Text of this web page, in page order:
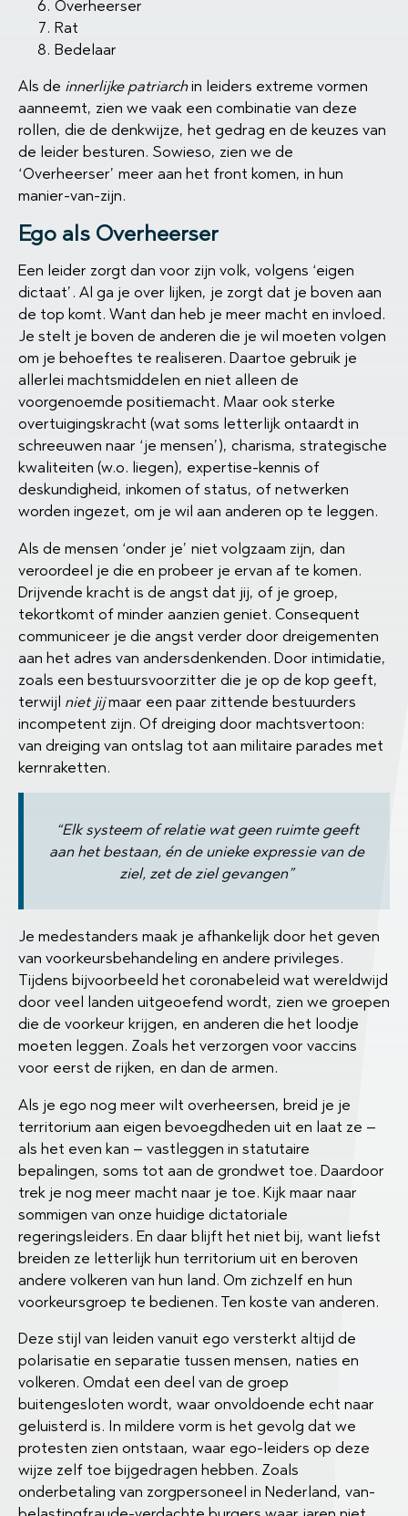
Overheerser
Rat
Bedelaar
Als de innerlijke patriarchin leiders extreme vormen
aanneemt, zien we vaak een combinatie van deze
rollen, die de denkwijze, het gedrag en de keuzes van
de leider besturen. Sowieso, zien we de
‘Overheerser’ meer aan het front komen, in hun
manier-van-zijn.
Ego als Overheerser
Een leider zorgt dan voor zijn volk, volgens ‘eigen
dictaat’. Al ga je over lijken, je zorgt dat je boven aan
de top komt. Want dan heb je meer macht en invloed.
Je stelt je boven de anderen die je wil moeten volgen
om je behoeftes te realiseren. Daartoe gebruik je
allerlei machtsmiddelen en niet alleen de
voorgenoemde positiemacht. Maar ook sterke
overtuigingskracht (wat soms letterlijk ontaardt in
schreeuwen naar ‘je mensen’), charisma, strategische
kwaliteiten (w.o. liegen), expertise-kennis of
deskundigheid, inkomen of status, of netwerken
worden ingezet, om je wil aan anderen op te leggen.
Als de mensen ‘onder je’ niet volgzaam zijn, dan
veroordeel je die en probeer je ervan af te komen.
Drijvende kracht is de angst dat jij, of je groep,
tekortkomt of minder aanzien geniet. Consequent
communiceer je die angst verder door dreigementen
aan het adres van andersdenkenden. Door intimidatie,
zoals een bestuursvoorzitter die je op de kop geeft,
terwijl niet jijmaar een paar zittende bestuurders
incompetent zijn. Of dreiging door machtsvertoon:
van dreiging van ontslag tot aan militaire parades met
kernraketten.
“Elk systeem of relatie wat geen ruimte geeft
aan het bestaan, én de unieke expressie van de
ziel, zet de ziel gevangen”
Je medestanders maak je afhankelijk door het geven
van voorkeursbehandeling en andere privileges.
Tijdens bijvoorbeeld het coronabeleid wat wereldwijd
door veel landen uitgeoefend wordt, zien we groepen
die de voorkeur krijgen, en anderen die het loodje
moeten leggen. Zoals het verzorgen voor vaccins
voor eerst de rijken, en dan de armen.
Als je ego nog meer wilt overheersen, breid je je
territorium aan eigen bevoegdheden uit en laat ze –
als het even kan – vastleggen in statutaire
bepalingen, soms tot aan de grondwet toe. Daardoor
trek je nog meer macht naar je toe. Kijk maar naar
sommigen van onze huidige dictatoriale
regeringsleiders. En daar blijft het niet bij, want liefst
breiden ze letterlijk hun territorium uit en beroven
andere volkeren van hun land. Om zichzelf en hun
voorkeursgroep te bedienen. Ten koste van anderen.
Deze stijl van leiden vanuit ego versterkt altijd de
polarisatie en separatie tussen mensen, naties en
volkeren. Omdat een deel van de groep
buitengesloten wordt, waar onvoldoende echt naar
geluisterd is. In mildere vorm is het gevolg dat we
protesten zien ontstaan, waar ego-leiders op deze
wijze zelf toe bijgedragen hebben. Zoals
onderbetaling van zorgpersoneel in Nederland, van-